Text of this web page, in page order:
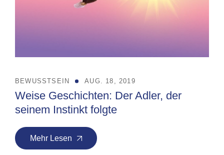
BEWUSSTSEIN AUG. 18, 2019
Weise Geschichten: Der Adler, der
seinem Instinkt folgte
Mehr Lesen